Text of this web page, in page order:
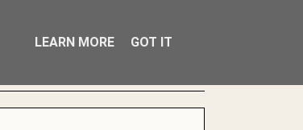
LEARN MORE GOT IT